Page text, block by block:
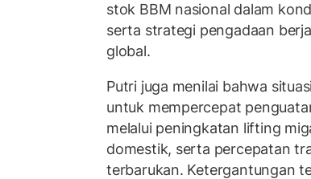
stok BBM nasional dalam
serta strategi pengadaan
global.
Putri juga menilai bahwa
untuk mempercepat
melalui peningkatan lifting
domestik, serta percepatan
terbarukan. Ketergantungan